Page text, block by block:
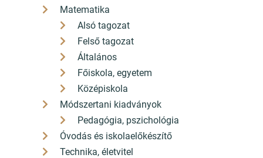
Matematika
Alsó tagozat
Felső tagozat
Általános
Főiskola, egyetem
Középiskola
Módszertani kiadványok
Pedagógia, pszichológia
Óvodás és iskolaelőkészítő
Technika, életvitel